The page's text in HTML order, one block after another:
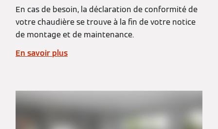
En cas de besoin, la déclaration de conformité de
votre chaudière se trouve à la fin de votre notice
de montage et de maintenance.
En savoir plus